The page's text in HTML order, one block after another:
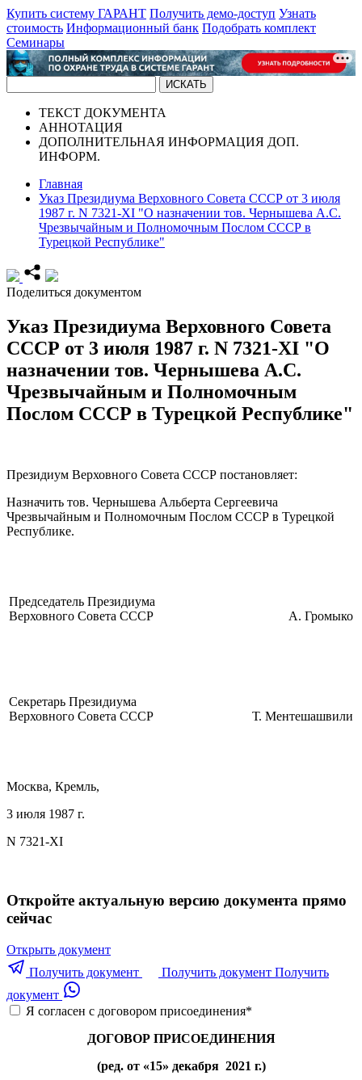
Купить систему ГАРАНТ Получить демо-доступ Узнать
стоимость Информационный банк Подобрать комплект
Семинары
ТЕКСТ ДОКУМЕНТА
АННОТАЦИЯ
ДОПОЛНИТЕЛЬНАЯ ИНФОРМАЦИЯ ДОП.
ИНФОРМ.
Главная
Указ Президиума Верховного Совета СССР от 3 июля
1987 г. N 7321-XI "О назначении тов. Чернышева А.С.
Чрезвычайным и Полномочным Послом СССР в
Турецкой Республике"
Поделиться документом
Указ Президиума Верховного Совета
СССР от 3 июля 1987 г. N 7321-XI "О
назначении тов. Чернышева А.С.
Чрезвычайным и Полномочным
Послом СССР в Турецкой Республике"
Президиум Верховного Совета СССР постановляет:
Назначить тов. Чернышева Альберта Сергеевича
Чрезвычайным и Полномочным Послом СССР в Турецкой
Республике.
Председатель Президиума
Верховного Совета СССР
А. Громыко
Секретарь Президиума
Верховного Совета СССР
Т. Ментешашвили
Москва, Кремль,
3 июля 1987 г.
N 7321-XI
Откройте актуальную версию документа прямо
сейчас
Открыть документ
Получить документ
Получить документ Получить
документ
Я согласен с договором присоединения*
ДОГОВОР ПРИСОЕДИНЕНИЯ
(ред. от «15» декабря 2021 г.)